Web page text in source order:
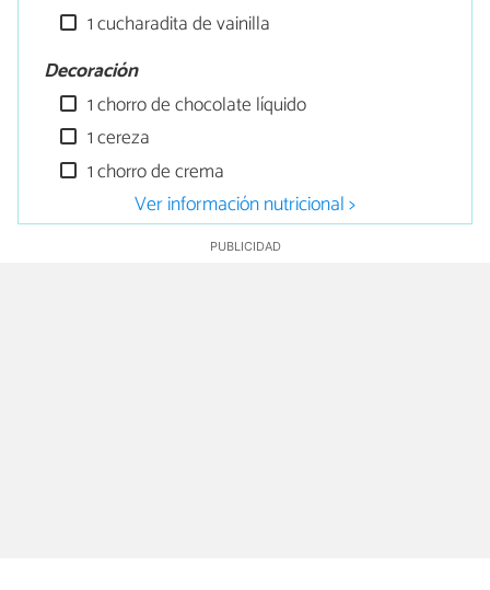
1 cucharadita de vainilla
Decoración
1 chorro de chocolate líquido
1 cereza
1 chorro de crema
Ver información nutricional >